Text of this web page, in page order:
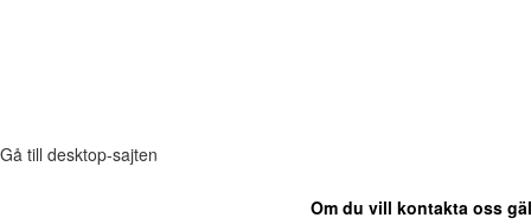
Gå till desktop-sajten
Om du vill kontakta oss